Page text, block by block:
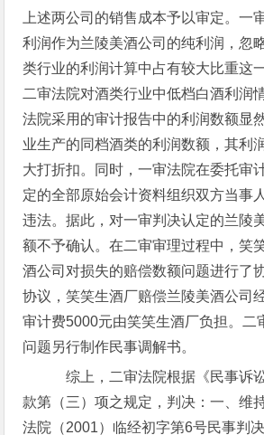
上述两公司的销售成本予以审定。一
利润作为兰陵美酒公司的纯利润，忽
类行业的利润计算中占有较大比重这
二审法院对酒类行业中低档白酒利润
法院采用的审计报告中的利润数额显
业生产的同档酒类的利润数额，其利
大打折扣。同时，一审法院在委托审
定的全部原始会计资料组织双方当事
违法。据此，对一审判决认定的兰陵
额不予确认。在二审审理过程中，笑
酒公司对损失的赔偿数额问题进行了
协议，笑笑生酒厂赔偿兰陵美酒公司
审计费5000元由笑笑生酒厂负担。二
问题另行制作民事调解书。
综上，二审法院根据《民事诉
款第（三）项之规定，判决：一、维
法院（2001）临经初字第6号民事判决